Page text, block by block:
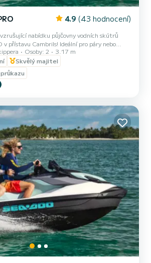
4.9 (43 hodnocení)
Ideální pro páry nebo
mají maximální kapacitu 2 osob a jsou
instruktorem. S délkou 3,17 metru nabízíme
20, 30, 40 a 60 minut, abychom vyhověli
z jízdy po vlnách
krajinu Cambrils z jedinečné
Osoby: 2
3.17 m
Skvělý majitel